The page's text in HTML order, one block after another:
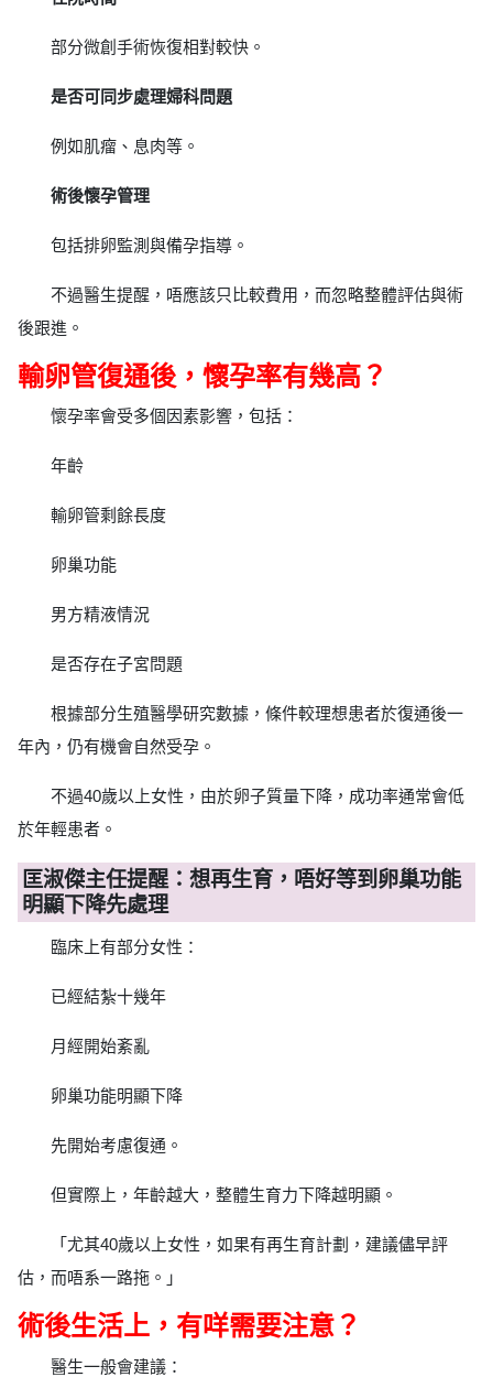
部分微創手術恢復相對較快。
是否可同步處理婦科問題
例如肌瘤、息肉等。
術後懷孕管理
包括排卵監測與備孕指導。
不過醫生提醒，唔應該只比較費用，而忽略整體評估與術
後跟進。
輸卵管復通後，懷孕率有幾高？
懷孕率會受多個因素影響，包括：
年齡
輸卵管剩餘長度
卵巢功能
男方精液情況
是否存在子宮問題
根據部分生殖醫學研究數據，條件較理想患者於復通後一
年內，仍有機會自然受孕。
不過40歲以上女性，由於卵子質量下降，成功率通常會低
於年輕患者。
匡淑傑主任提醒：想再生育，唔好等到卵巢功能
明顯下降先處理
臨床上有部分女性：
已經結紮十幾年
月經開始紊亂
卵巢功能明顯下降
先開始考慮復通。
但實際上，年齡越大，整體生育力下降越明顯。
「尤其40歲以上女性，如果有再生育計劃，建議儘早評
估，而唔系一路拖。」
術後生活上，有咩需要注意？
醫生一般會建議：